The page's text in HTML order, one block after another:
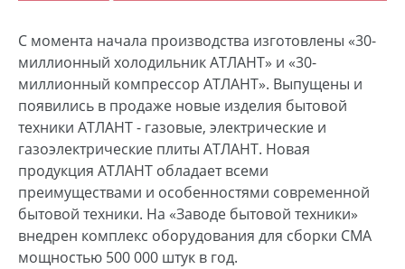
С момента начала производства изготовлены «30-
миллионный холодильник АТЛАНТ» и «30-
миллионный компрессор АТЛАНТ». Выпущены и
появились в продаже новые изделия бытовой
техники АТЛАНТ - газовые, электрические и
газоэлектрические плиты АТЛАНТ. Новая
продукция АТЛАНТ обладает всеми
преимуществами и особенностями современной
бытовой техники. На «Заводе бытовой техники»
внедрен комплекс оборудования для сборки СМА
мощностью 500 000 штук в год.